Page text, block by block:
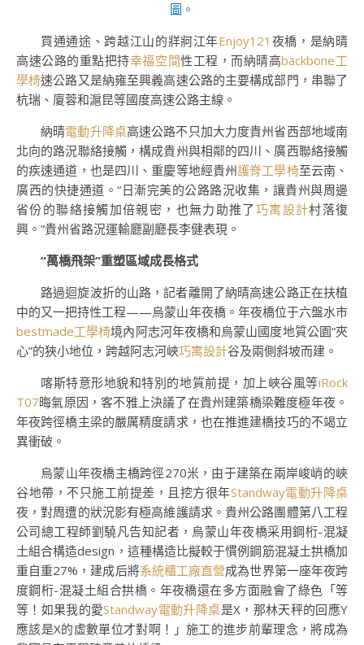
圖。
買通通途、跨越江山的牂牁江年Enjoy121 夜橋，是納晴
高速公路的重點把持幸福空間性工程，而納晴高backbone工
學椅速公路又是納雍至興義高速公路的主要構成部門，串聯了
杭瑞、廈蓉和滬昆等國度高速公路主線。
納晴電動升降桌高速公路不只加大力度貴州省西部地域南
北向的路況聯絡接觸，構成貴州與相鄰的四川、廣西聯絡接觸
的疾速通道，也是四川、重慶等地經貴州護脊工學椅至云南、
廣西的快捷通道。“日漸完美的公路路況收集，讓貴州與周邊
省份的聯絡接觸加倍親密，也無力助推了 巧寓設計村落復
興。”貴州省路況運輸廳副廳長李健表現。
“萬橋飛架”重塑區域成長格式
路過迴旋波折的山路，記者離開了納晴高速公路正在扶植
中的又一把持性工程——烏蒙山年夜橋。年夜橋位于六盤水市
bestmade工學椅境內阿志河年夜橋和烏蒙山國度地質公園“夾
心”的狹小地位，跨越阿志河峽巧寓設計谷及兩側斜坡而建。
喀斯特意形地貌和特別的地質前提，加上峽谷風等iRock
T07晦氣原因，客不雅上決議了在貴州建築橋梁難度極年夜。
年夜跨徑橋主梁的嚴厲精度請求，也在推進建橋技巧的不竭立
異衝破。
烏蒙山年夜橋主橋跨徑270米，由于建築在兩岸峻峭的峽
谷地帶，不只施工前提差，且挖方很年Standway電動升降桌
夜，對周遭的狀況影有極高維護請求。貴州公路團體第八工程
公司總工程師劉驍凡告知記者，烏蒙山年夜橋采用鋼桁-混凝
土組合構造design，這種構造比擬較于慣例鋼筋混凝土拱橋加
重自重27%，建成后將系統櫃工廠直營成為世界第一座年夜跨
度鋼桁-混凝土組合拱橋。年夜橋還在多方面融會了綠色「等
等！如果我的愛Standway電動升降桌是X，那林天秤的回應Y
應該是X的虛數單位才對啊！」施工的進步前輩理念，將成為